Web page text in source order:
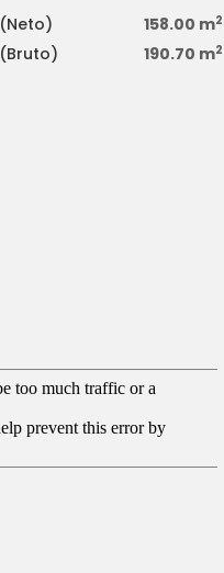
(Neto) 158.00 m2
(Bruto) 190.70 m2